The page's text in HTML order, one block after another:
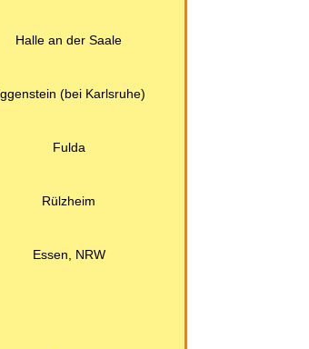
Halle an der Saale
(bei Karlsruhe)
Fulda
Rülzheim
Essen, NRW